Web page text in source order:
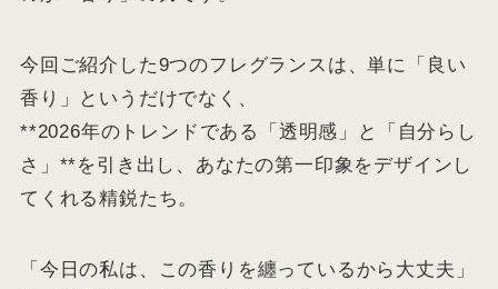
今回ご紹介した9つのフレグランスは、単に「良い
香り」というだけでなく、
**2026年のトレンドである「透明感」と「自分らし
さ」**を引き出し、あなたの第一印象をデザインし
てくれる精鋭たち。
「今日の私は、この香りを纏っているから大丈夫」